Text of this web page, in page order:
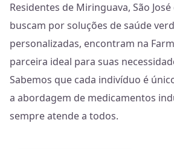
Residentes de Miringuava, São
buscam por soluções de saúde
personalizadas, encontram na
parceira ideal para suas
Sabemos que cada indivíduo é
a abordagem de medicamentos
sempre atende a todos.